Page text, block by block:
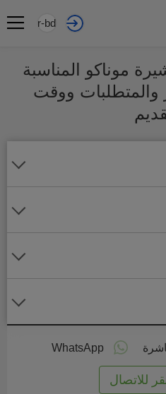
ar-bd
موناكو المناسبة
والمتطلبات ووقت
WhatsApp
للاتصال